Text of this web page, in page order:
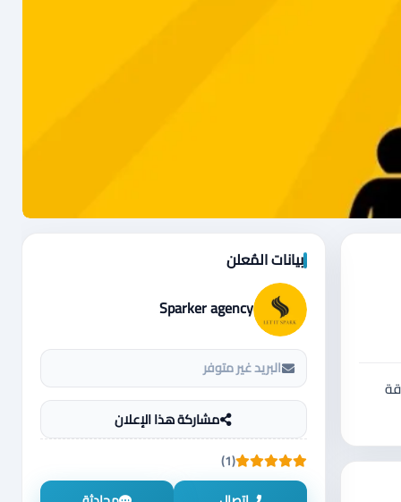
بيانات المُعلن
Sparker agency
البريد غير متوفر
مشاركة هذا الإعلان
(1)